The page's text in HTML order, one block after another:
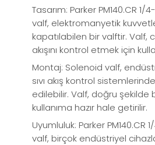
Tasarım: Parker PM140.CR
valf, elektromanyetik
kapatılabilen bir valftir. Valf,
akışını kontrol etmek için
Montaj: Solenoid valf,
sıvı akış kontrol
edilebilir. Valf, doğru şekilde
kullanıma hazır hale getirilir.
Uyumluluk: Parker PM140.CR
valf, birçok endüstriyel